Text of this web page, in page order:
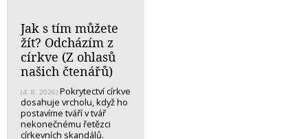
Jak s tím můžete
žít? Odcházím z
církve (Z ohlasů
našich čtenářů)
(4. 8. 2026) Pokrytectví církve
dosahuje vrcholu, když ho
postavíme tváří v tvář
nekonečnému řetězci
církevních skandálů.